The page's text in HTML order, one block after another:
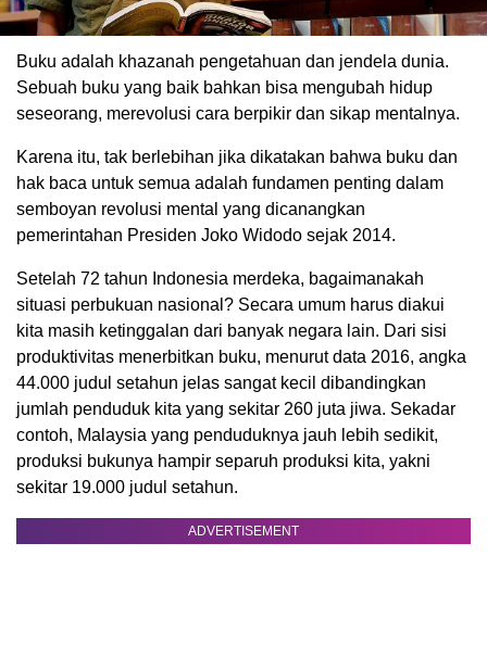
Buku adalah khazanah pengetahuan dan jendela dunia.
Sebuah buku yang baik bahkan bisa mengubah hidup
seseorang, merevolusi cara berpikir dan sikap mentalnya.
Karena itu, tak berlebihan jika dikatakan bahwa buku dan
hak baca untuk semua adalah fundamen penting dalam
semboyan revolusi mental yang dicanangkan
pemerintahan Presiden Joko Widodo sejak 2014.
Setelah 72 tahun Indonesia merdeka, bagaimanakah
situasi perbukuan nasional? Secara umum harus diakui
kita masih ketinggalan dari banyak negara lain. Dari sisi
produktivitas menerbitkan buku, menurut data 2016, angka
44.000 judul setahun jelas sangat kecil dibandingkan
jumlah penduduk kita yang sekitar 260 juta jiwa. Sekadar
contoh, Malaysia yang penduduknya jauh lebih sedikit,
produksi bukunya hampir separuh produksi kita, yakni
sekitar 19.000 judul setahun.
ADVERTISEMENT